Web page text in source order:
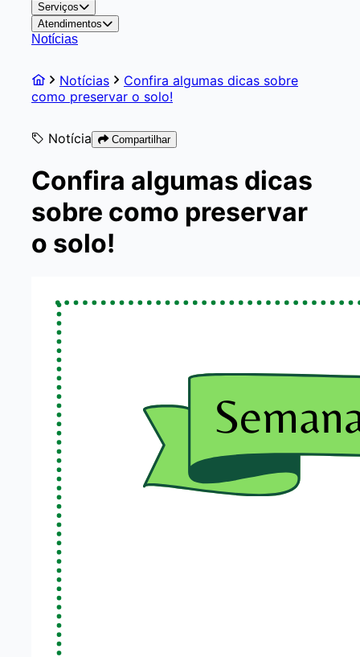
Serviços
Atendimentos
Notícias
Notícias
Confira algumas dicas sobre
como preservar o solo!
Notícia Compartilhar
Confira algumas dicas
sobre como preservar
o solo!